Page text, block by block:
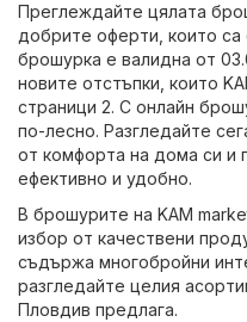
Преглеждайте цялата
добрите оферти, които
брошурка е валидна от
новите отстъпки, които
страници 2. С онлайн
по-лесно. Разгледайте
от комфорта на дома си и
ефективно и удобно.
В брошурите на KAM
избор от качествени
съдържа многобройни
разгледайте целия
Пловдив предлага.